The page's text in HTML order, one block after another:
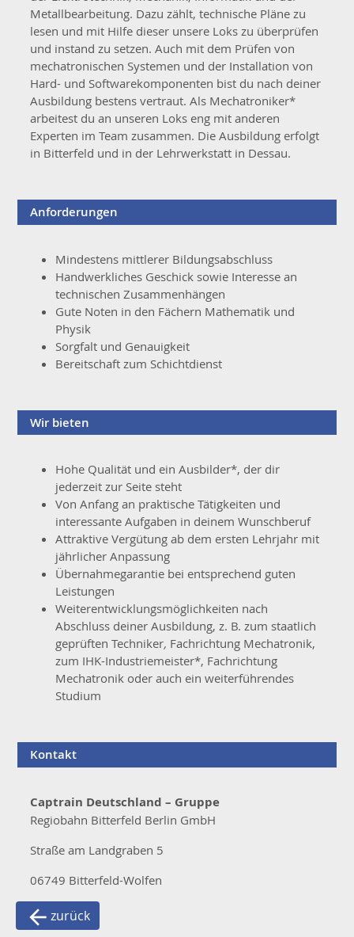
Metallbearbeitung. Dazu zählt, technische Pläne zu
lesen und mit Hilfe dieser unsere Loks zu überprüfen
und instand zu setzen. Auch mit dem Prüfen von
mechatronischen Systemen und der Installation von
Hard- und Softwarekomponenten bist du nach deiner
Ausbildung bestens vertraut. Als Mechatroniker*
arbeitest du an unseren Loks eng mit anderen
Experten im Team zusammen. Die Ausbildung erfolgt
in Bitterfeld und in der Lehrwerkstatt in Dessau.
Anforderungen
Mindestens mittlerer Bildungsabschluss
Handwerkliches Geschick sowie Interesse an
technischen Zusammenhängen
Gute Noten in den Fächern Mathematik und
Physik
Sorgfalt und Genauigkeit
Bereitschaft zum Schichtdienst
Wir bieten
Hohe Qualität und ein Ausbilder*, der dir
jederzeit zur Seite steht
Von Anfang an praktische Tätigkeiten und
interessante Aufgaben in deinem Wunschberuf
Attraktive Vergütung ab dem ersten Lehrjahr mit
jährlicher Anpassung
Übernahmegarantie bei entsprechend guten
Leistungen
Weiterentwicklungsmöglichkeiten nach
Abschluss deiner Ausbildung, z. B. zum staatlich
geprüften Techniker, Fachrichtung Mechatronik,
zum IHK-Industriemeister*, Fachrichtung
Mechatronik oder auch ein weiterführendes
Studium
Kontakt
Captrain Deutschland – Gruppe
Regiobahn Bitterfeld Berlin GmbH
Straße am Landgraben 5
06749 Bitterfeld-Wolfen
zurück